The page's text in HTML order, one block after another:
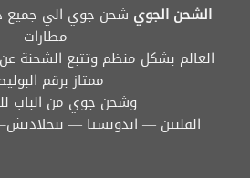
الشحن الجوي شحن جوي الي جميع
مطارات
العالم بشكل منظم وتتبع الشحنة
ممتاز برقم
وشحن جوي من الباب
الفلبين — اندونسيا —